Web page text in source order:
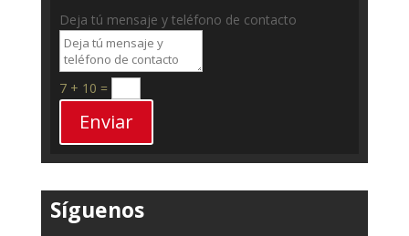
Deja tú mensaje y teléfono de contacto
7 + 10 =
Enviar
Síguenos